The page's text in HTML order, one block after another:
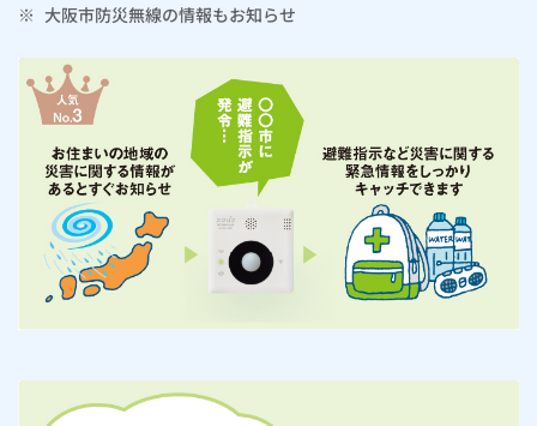
※ 大阪市防災無線の情報もお知らせ